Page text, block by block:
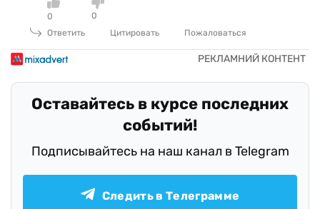
0
0
Ответить
Цитировать Пожаловаться
Оставайтесь в курсе последних
событий!
Подписывайтесь на наш канал в Telegram
Следить в Телеграмме